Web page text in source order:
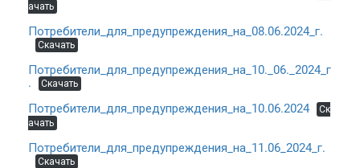
ачать
Потребители_для_предупреждения_на_08.06.2024_г.
Скачать
Потребители_для_предупреждения_на_10._06._2024_г
.
Скачать
Потребители_для_предупреждения_на_10.06.2024
Ск
ачать
Потребители_для_предупреждения_на_11.06_2024_г.
Скачать